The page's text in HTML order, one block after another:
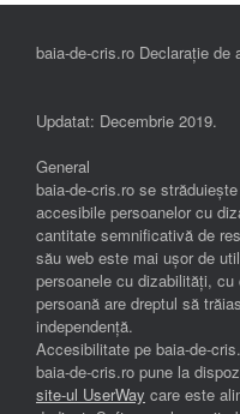
baia-de-cris.ro Declarație de
Updatat: Decembrie 2019.
General
baia-de-cris.ro se
accesibile persoanelor cu
cantitate semnificativă de
său web este mai ușor de
persoanele cu dizabilități,
persoană are dreptul să
independenţă.
Accesibilitate pe baia-de-
baia-de-cris.ro pune la
site-ul UserWay care este